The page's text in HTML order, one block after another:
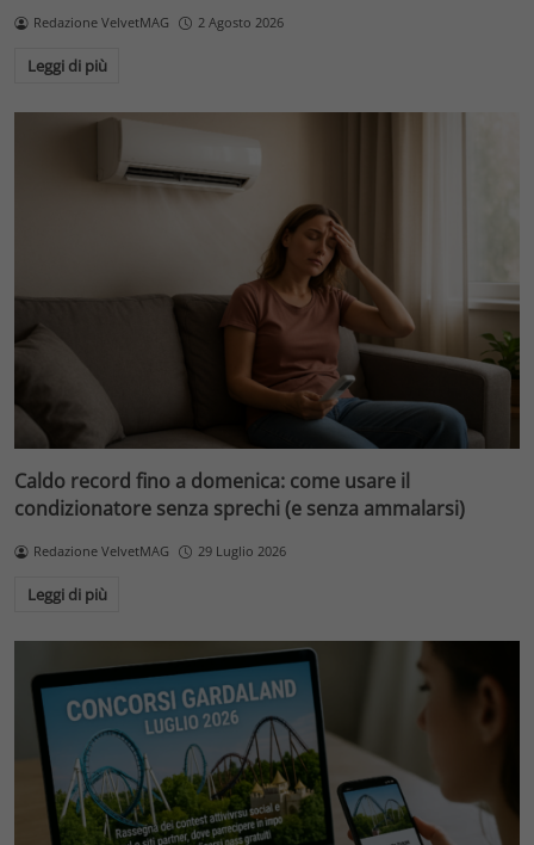
Redazione VelvetMAG 2 Agosto 2026
Leggi di più
Caldo record fino a domenica: come usare il
condizionatore senza sprechi (e senza ammalarsi)
Redazione VelvetMAG 29 Luglio 2026
Leggi di più